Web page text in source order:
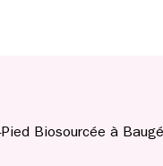
Biosourcée à